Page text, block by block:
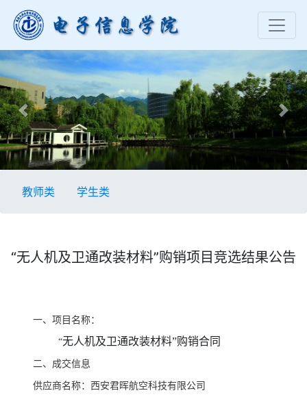
Previous Next
教师类 学生类
“无人机及卫通改装材料”购销项目竞选结果公告
一、项目名称：
“无人机及卫通改装材料”购销合同
二、成交信息
供应商名称：西安君晖航空科技有限公司